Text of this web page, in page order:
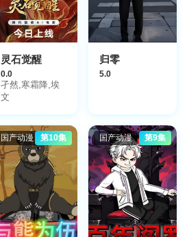
灵石觉醒
0.0
孑然,寒霜降,埃
文
归零
5.0
国产动漫 第10集 国产动漫 第9集